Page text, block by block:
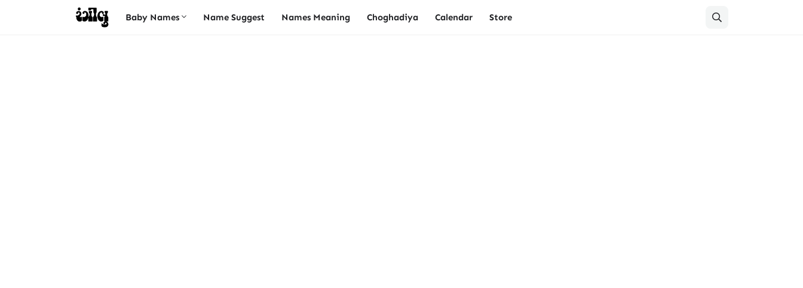
Baby Names Name Suggest Names Meaning Choghadiya Calendar Store